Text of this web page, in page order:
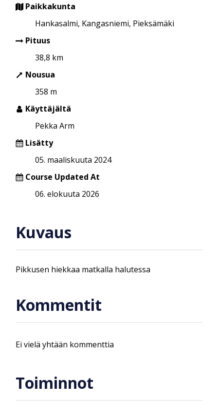
Paikkakunta
Hankasalmi, Kangasniemi, Pieksämäki
Pituus
38,8 km
Nousua
358 m
Käyttäjältä
Pekka Arm
Lisätty
05. maaliskuuta 2024
Course Updated At
06. elokuuta 2026
Kuvaus
Pikkusen hiekkaa matkalla halutessa
Kommentit
Ei vielä yhtään kommenttia
Toiminnot